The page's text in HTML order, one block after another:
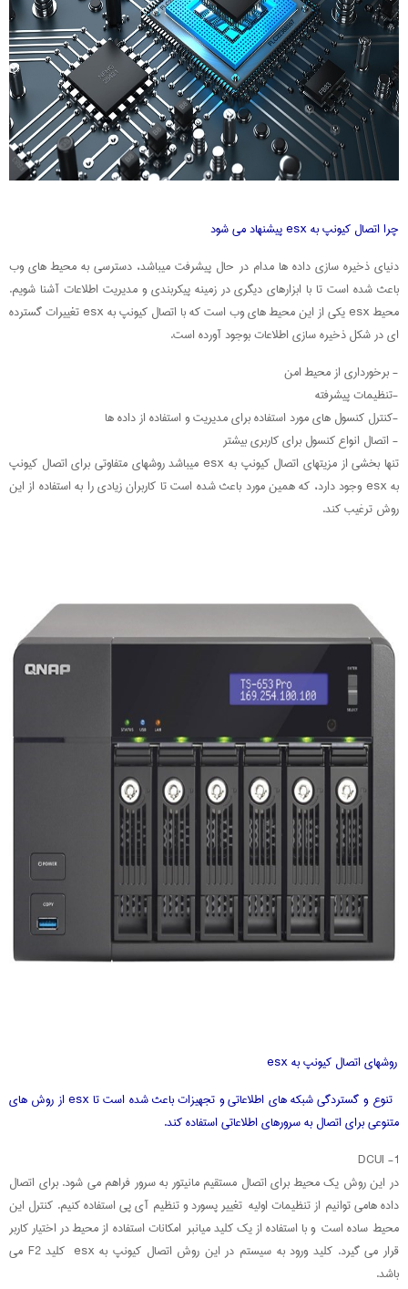
چرا اتصال کیونپ به esx پیشنهاد می شود
دنیای ذخیره سازی داده ها مدام در حال پیشرفت میباشد، دسترسی به محیط های وب
باعث شده است تا با ابزارهای دیگری در زمینه پیکربندی و مدیریت اطلاعات آشنا شویم.
محیط esx یکی از این محیط های وب است که با اتصال کیونپ به esx تغییرات گسترده
ای در شکل ذخیره سازی اطلاعات بوجود آورده است.
- برخورداری از محیط امن
-تنظیمات پیشرفته
-کنترل کنسول های مورد استفاده برای مدیریت و استفاده از داده ها
- اتصال انواع کنسول برای کاربری بیشتر
تنها بخشی از مزیتهای اتصال کیونپ به esx میباشد روشهای متفاوتی برای اتصال کیونپ
به esx وجود دارد، که همین مورد باعث شده است تا کاربران زیادی را به استفاده از این
روش ترغیب کند.
روشهای اتصال کیونپ به esx
تنوع و گستردگی شبکه های اطلاعاتی و تجهیزات باعث شده است تا esx از روش های
متنوعی برای اتصال به سرورهای اطلاعاتی استفاده کند.
1- DCUI
در این روش یک محیط برای اتصال مستقیم مانیتور به سرور فراهم می شود. برای اتصال
داده هامی توانیم از تنظیمات اولیه تغییر پسورد و تنظیم آی پی استفاده کنیم. کنترل این
محیط ساده است و با استفاده از یک کلید میانبر امکانات استفاده از محیط در اختیار کاربر
قرار می گیرد. کلید ورود به سیستم در این روش اتصال کیونپ به esx کلید F2 می
باشد.